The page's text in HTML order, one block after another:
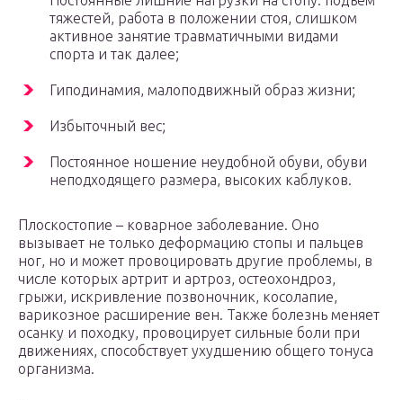
тяжестей, работа в положении стоя, слишком
активное занятие травматичными видами
спорта и так далее;
Гиподинамия, малоподвижный образ жизни;
Избыточный вес;
Постоянное ношение неудобной обуви, обуви
неподходящего размера, высоких каблуков.
Плоскостопие – коварное заболевание. Оно
вызывает не только деформацию стопы и пальцев
ног, но и может провоцировать другие проблемы, в
числе которых артрит и артроз, остеохондроз,
грыжи, искривление позвоночник, косолапие,
варикозное расширение вен. Также болезнь меняет
осанку и походку, провоцирует сильные боли при
движениях, способствует ухудшению общего тонуса
организма.